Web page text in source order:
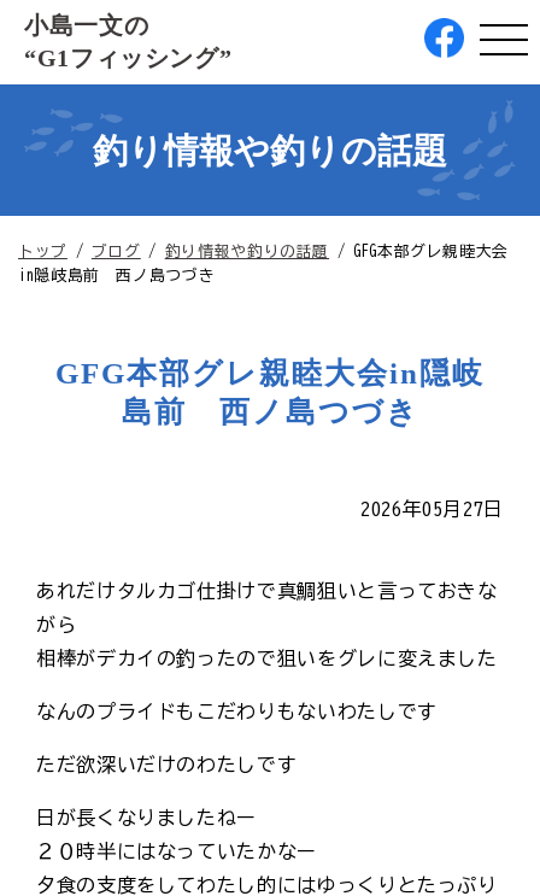
このページの本文へ
小島一文の
“G1フィッシング”
釣り情報や釣りの話題
現
在
トップ / ブログ / 釣り情報や釣りの話題 /GFG本部グレ親睦大会
in隠岐島前 西ノ島つづき
GFG本部グレ親睦大会in隠岐
島前 西ノ島つづき
2026年05月27日
あれだけタルカゴ仕掛けで真鯛狙いと言っておきな
がら
相棒がデカイの釣ったので狙いをグレに変えました
なんのプライドもこだわりもないわたしです
ただ欲深いだけのわたしです
日が長くなりましたねー
２０時半にはなっていたかなー
夕食の支度をしてわたし的にはゆっくりとたっぷり